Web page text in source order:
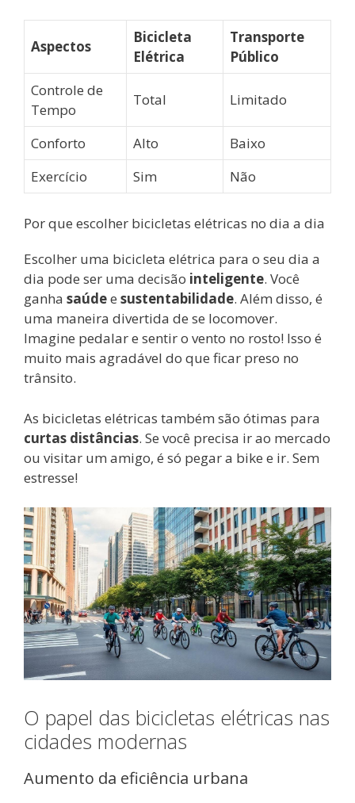
Aspectos
Bicicleta
Elétrica
Transporte
Público
Controle de
Tempo
Total Limitado
Conforto Alto
Baixo
Exercício
Sim Não
Por que escolher bicicletas elétricas no dia a dia
Escolher uma bicicleta elétrica para o seu dia a
dia pode ser uma decisão inteligente. Você
ganha saúdee sustentabilidade. Além disso, é
uma maneira divertida de se locomover.
Imagine pedalar e sentir o vento no rosto! Isso é
muito mais agradável do que ficar preso no
trânsito.
As bicicletas elétricas também são ótimas para
curtas distâncias. Se você precisa ir ao mercado
ou visitar um amigo, é só pegar a bike e ir. Sem
estresse!
O papel das bicicletas elétricas nas
cidades modernas
Aumento da eficiência urbana